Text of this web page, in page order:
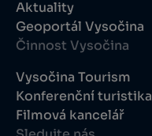
Aktuality
Geoportál Vysočina
Činnost Vysočina
Vysočina Tourism
Konferenční turistika
Filmová kancelář